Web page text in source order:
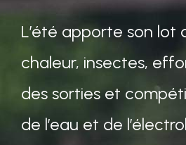
L’été apporte son lot
chaleur, insectes,
des sorties et
de l’eau et de